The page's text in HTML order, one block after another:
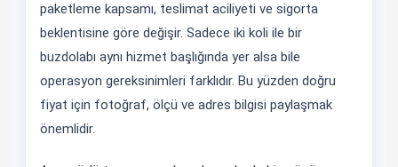
paketleme kapsamı, teslimat aciliyeti ve sigorta
beklentisine göre değişir. Sadece iki koli ile bir
buzdolabı aynı hizmet başlığında yer alsa bile
operasyon gereksinimleri farklıdır. Bu yüzden doğru
fiyat için fotoğraf, ölçü ve adres bilgisi paylaşmak
önemlidir.